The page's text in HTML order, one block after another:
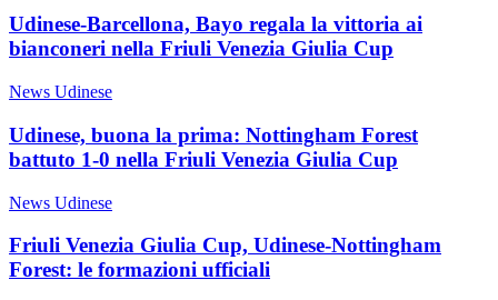
Udinese-Barcellona, Bayo regala la vittoria ai
bianconeri nella Friuli Venezia Giulia Cup
News Udinese
Udinese, buona la prima: Nottingham Forest
battuto 1-0 nella Friuli Venezia Giulia Cup
News Udinese
Friuli Venezia Giulia Cup, Udinese-Nottingham
Forest: le formazioni ufficiali